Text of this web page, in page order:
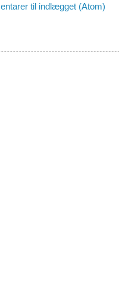
til indlægget (Atom)